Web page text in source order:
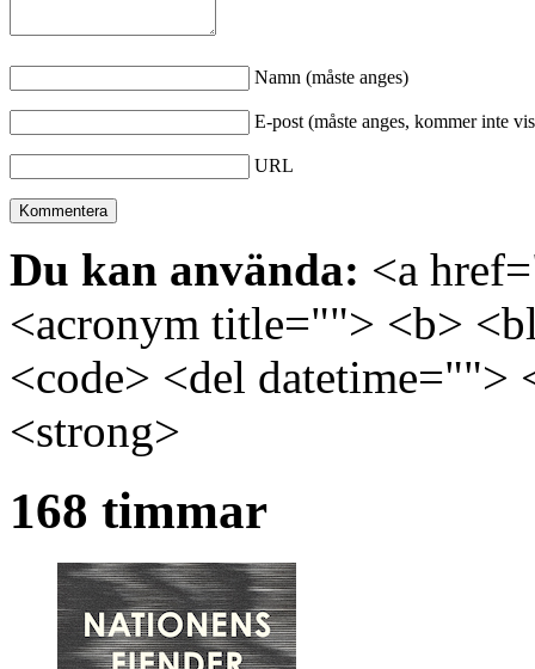
Namn (måste anges)
E-post (måste anges, kommer inte
URL
Du kan använda: <a
<acronym title=""> <b>
<code> <del
<strong>
168 timmar